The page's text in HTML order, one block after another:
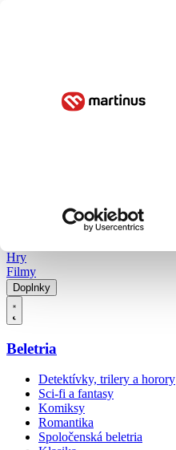
Hry
Filmy
Doplnky
Beletria
Detektívky, trilery a horory
Sci-fi a fantasy
Komiksy
Romantika
Spoločenská beletria